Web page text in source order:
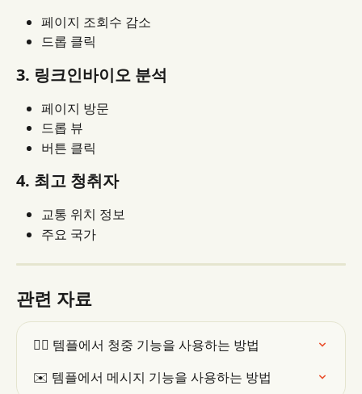
페이지 조회수 감소
드롭 클릭
3. 링크인바이오 분석
페이지 방문
드롭 뷰
버튼 클릭
4. 최고 청취자
교통 위치 정보
주요 국가
관련 자료
👯‍♂️ 템플에서 청중 기능을 사용하는 방법
✉️ 템플에서 메시지 기능을 사용하는 방법